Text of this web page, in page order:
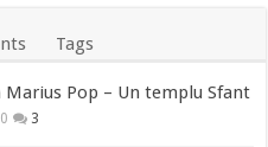
Tags
Marius Pop – Un templu Sfant
3